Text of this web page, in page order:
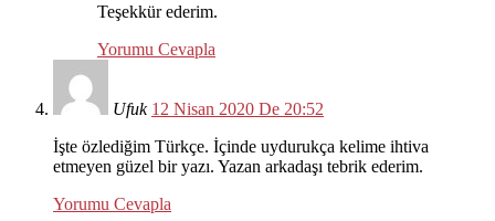
Teşekkür ederim.
Yorumu Cevapla
Ufuk 12 Nisan 2020 De 20:52
İşte özlediğim Türkçe. İçinde uydurukça kelime ihtiva
etmeyen güzel bir yazı. Yazan arkadaşı tebrik ederim.
Yorumu Cevapla